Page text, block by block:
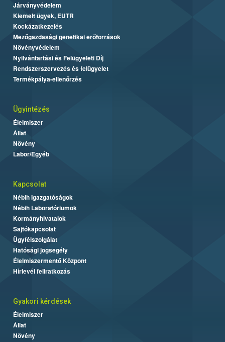
Járványvédelem
Kiemelt ügyek, EUTR
Kockázatkezelés
Mezőgazdasági genetikai erőforrások
Növényvédelem
Nyilvántartási és Felügyeleti Díj
Rendszerszervezés és felügyelet
Termékpálya-ellenőrzés
Ügyintézés
Élelmiszer
Állat
Növény
Labor/Egyéb
Kapcsolat
Nébih Igazgatóságok
Nébih Laboratóriumok
Kormányhivatalok
Sajtókapcsolat
Ügyfélszolgálat
Hatósági jogsegély
Élelmiszermentő Központ
Hírlevél feliratkozás
Gyakori kérdések
Élelmiszer
Állat
Növény